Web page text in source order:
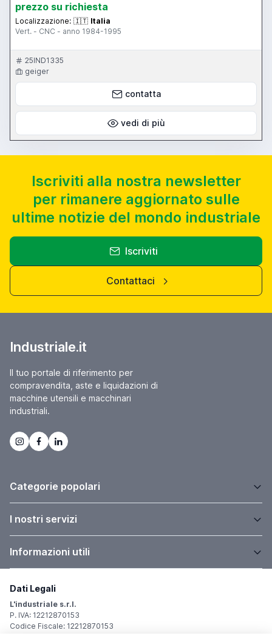
prezzo su richiesta
Localizzazione: 🇮🇹 Italia
Vert. - CNC - anno 1984-1995
25IND1335
geiger
contatta
vedi di più
Iscriviti alla nostra newsletter
per rimanere aggiornato sulle
ultime notizie del mondo industriale
Iscriviti
Contattaci
Industriale.it
Il tuo portale di riferimento per
compravendita, aste e liquidazioni di
macchine utensili e macchinari
industriali.
Categorie popolari
I nostri servizi
Informazioni utili
Dati Legali
L'industriale s.r.l.
P. IVA: 12212870153
Codice Fiscale: 12212870153